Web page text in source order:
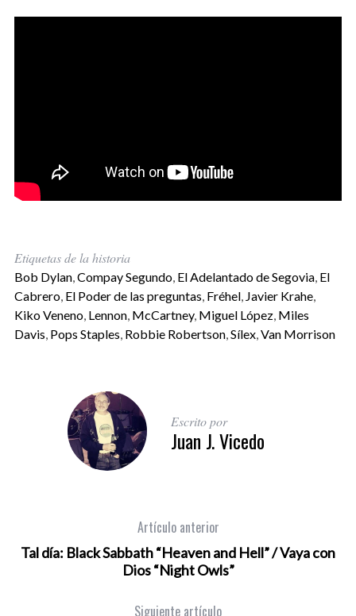
Etiquetas de la historia
Bob Dylan,Compay Segundo, El Adelantado de Segovia, El
Cabrero, El Poder de las preguntas, Fréhel, Javier Krahe,
Kiko Veneno, Lennon, McCartney, Miguel López, Miles
Davis, Pops Staples, Robbie Robertson,Sílex,Van Morrison
Escrito por
Juan J. Vicedo
Artículo anterior
Tal día: Black Sabbath “Heaven and Hell” / Vaya con
Dios “Night Owls”
Siguiente artículo